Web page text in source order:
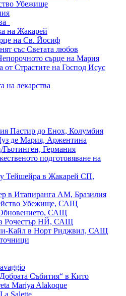
Убежище
на Жакарей
на Св. Йосиф
със Светата любов
сърце на Мария
от Страстите на Господ Исус
на лекарства
Пастир до Енох, Колумбия
де Мария, Аржентина
Германия
подготовяване на
Тейшейра в Жакарей СП,
в Итапиранга АМ, Бразилия
Убежище, САЩ
САЩ
Рочестър НЙ, САЩ
Кайл в Норт Риджвил, САЩ
Събития“ в Кито
Mariya Alakoque
Salette